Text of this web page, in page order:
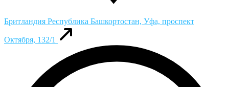
Бритландия Республика Башкортостан, Уфа, проспект
Октября, 132/1